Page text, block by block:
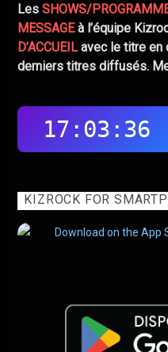
Les SHOWS/
MESSAGEà l’équipe
D’ACCUEILavec le titre en
derniers titres diffusés.
KIZROCK FOR